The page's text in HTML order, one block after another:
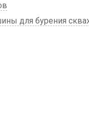
для бурения